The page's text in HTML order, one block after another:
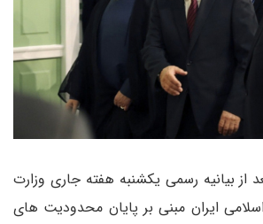
از بیانیه رسمی یکشنبه هفته جاری وزارت
ایران مبنی بر پایان محدودیت های